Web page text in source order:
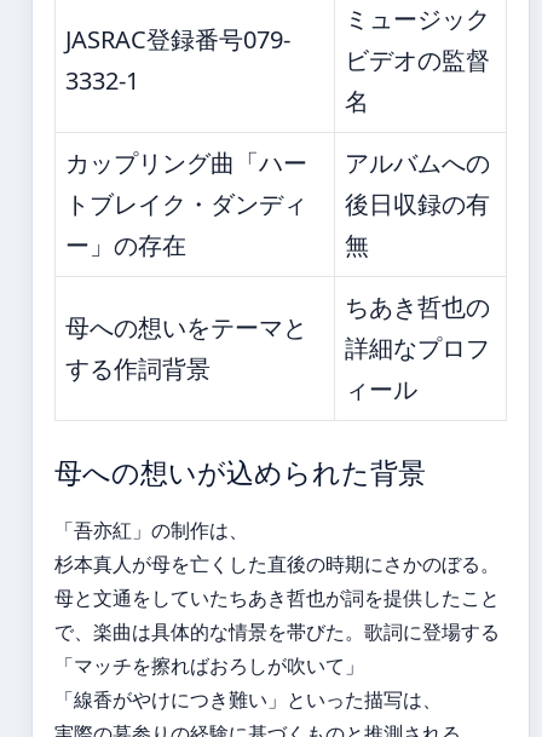
JASRAC登録番号079-
3332-1
ミュージック
ビデオの監督
名
カップリング曲「ハー
トブレイク・ダンディ
ー」の存在
アルバムへの
後日収録の有
無
母への想いをテーマと
する作詞背景
ちあき哲也の
詳細なプロフ
ィール
母への想いが込められた背景
「吾亦紅」の制作は、
杉本真人が母を亡くした直後の時期にさかのぼる。
母と文通をしていたちあき哲也が詞を提供したこと
で、楽曲は具体的な情景を帯びた。歌詞に登場する
「マッチを擦ればおろしが吹いて」
「線香がやけにつき難い」といった描写は、